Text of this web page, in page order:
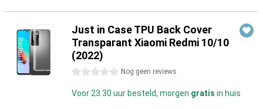
Just in Case TPU Back Cover
Transparant Xiaomi Redmi 10/10
(2022)
0 sterren Nog geen reviews
Voor 23:30 uur besteld, morgen gratis in huis